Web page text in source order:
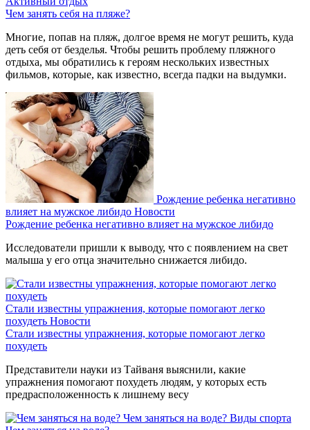
Чем занять себя на пляже?
Многие, попав на пляж, долгое время не могут решить, куда
деть себя от безделья. Чтобы решить проблему пляжного
отдыха, мы обратились к героям нескольких известных
фильмов, которые, как известно, всегда падки на выдумки.
Рождение ребенка негативно
влияет на мужское либидо Новости
Рождение ребенка негативно влияет на мужское либидо
Исследователи пришли к выводу, что с появлением на свет
малыша у его отца значительно снижается либидо.
Стали известны упражнения, которые помогают легко
похудеть Новости
Стали известны упражнения, которые помогают легко
похудеть
Представители науки из Тайваня выяснили, какие
упражнения помогают похудеть людям, у которых есть
предрасположенность к лишнему весу
Чем заняться на воде? Виды спорта